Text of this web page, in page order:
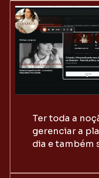
Ter toda a
gerenciar a
dia e também